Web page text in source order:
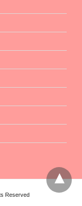
Reserved